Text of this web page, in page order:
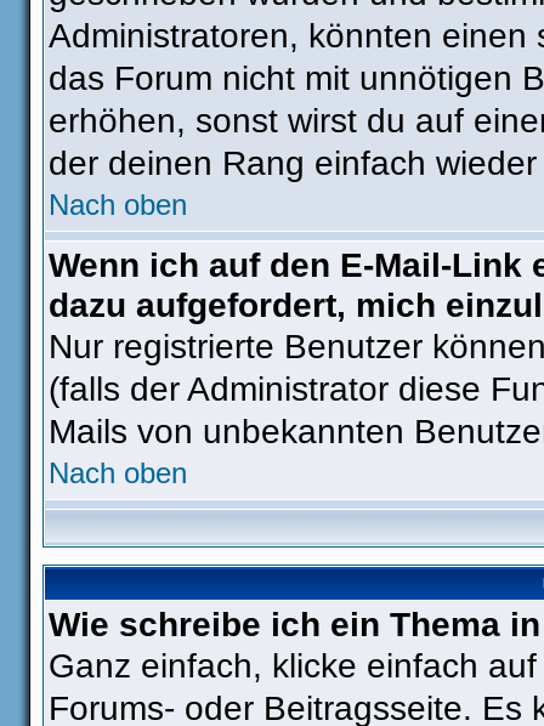
Administratoren, könnten
das Forum nicht mit unnötigen
erhöhen, sonst wirst du auf
der deinen Rang einfach
Nach oben
Wenn ich auf den E-Mail-
dazu aufgefordert, mich
Nur registrierte Benutzer
(falls der Administrator diese
Mails von unbekannten
Nach oben
Wie schreibe ich ein Thema
Ganz einfach, klicke einfach
Forums- oder Beitragsseite. Es